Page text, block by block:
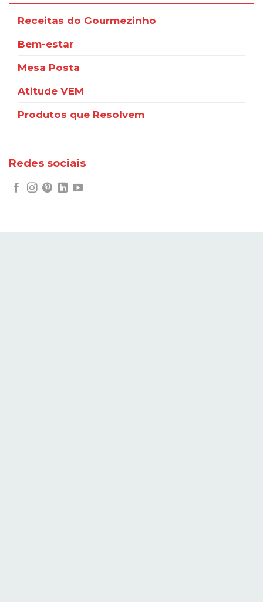
Receitas do Gourmezinho
Bem-estar
Mesa Posta
Atitude VEM
Produtos que Resolvem
Redes sociais